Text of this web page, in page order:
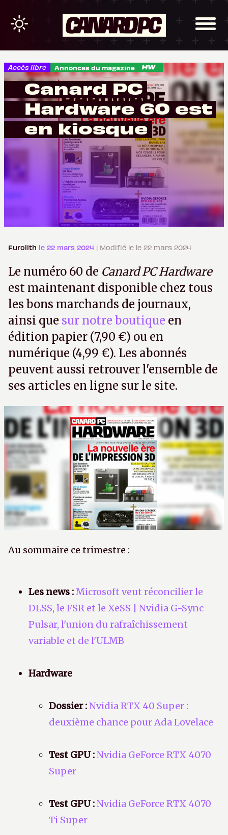
Accès libre Annonces du magazine
Canard PC
Hardware 60 est
en kiosque
Furolith le 22 mars 2024 | Modifié le le 22 mars 2024
Le numéro 60 de Canard PC Hardware
est maintenant disponible chez tous
les bons marchands de journaux,
ainsi que sur notre boutique en
édition papier (7,90 €) ou en
numérique (4,99 €). Les abonnés
peuvent aussi retrouver l'ensemble de
ses articles en ligne sur le site.
Au sommaire ce trimestre :
Les news :Microsoft veut réconcilier le
DLSS, le FSR et le XeSS | Nvidia G-Sync
Pulsar, l'union du rafraîchissement
variable et de l'ULMB
Hardware
Dossier :Nvidia RTX 40 Super :
deuxième chance pour Ada Lovelace
Test GPU :Nvidia GeForce RTX 4070
Super
Test GPU :Nvidia GeForce RTX 4070
Ti Super